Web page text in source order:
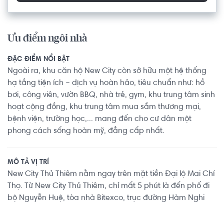
Ưu điểm ngôi nhà
ĐẶC ĐIỂM NỔI BẬT
Ngoài ra, khu căn hộ New City còn sở hữu một hệ thống
hạ tầng tiện ích – dịch vụ hoàn hảo, tiêu chuẩn như: hồ
bơi, công viên, vườn BBQ, nhà trẻ, gym, khu trung tâm sinh
hoạt cộng đồng, khu trung tâm mua sắm thương mại,
bệnh viện, trường học,... mang đến cho cư dân một
phong cách sống hoàn mỹ, đẳng cấp nhất.
MÔ TẢ VỊ TRÍ
New City Thủ Thiêm nằm ngay trên mặt tiền Đại lộ Mai Chí
Thọ. Từ New City Thủ Thiêm, chỉ mất 5 phút là đến phố đi
bộ Nguyễn Huệ, tòa nhà Bitexco, trục đường Hàm Nghi